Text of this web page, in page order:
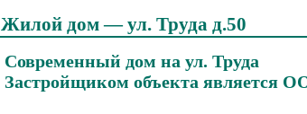
Жилой дом — ул. Труда д.50
Современный дом на ул. Труда
Застройщиком объекта является